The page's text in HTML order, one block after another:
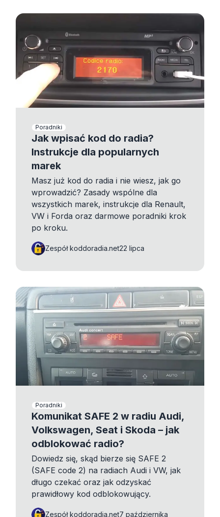
Poradniki
Jak wpisać kod do radia?
Instrukcje dla popularnych
marek
Masz już kod do radia i nie wiesz, jak go
wprowadzić? Zasady wspólne dla
wszystkich marek, instrukcje dla Renault,
VW i Forda oraz darmowe poradniki krok
po kroku.
Zespół koddoradia.net22 lipca
Poradniki
Komunikat SAFE 2 w radiu Audi,
Volkswagen, Seat i Skoda – jak
odblokować radio?
Dowiedz się, skąd bierze się SAFE 2
(SAFE code 2) na radiach Audi i VW, jak
długo czekać oraz jak odzyskać
prawidłowy kod odblokowujący.
Zespół koddoradia.net7 października